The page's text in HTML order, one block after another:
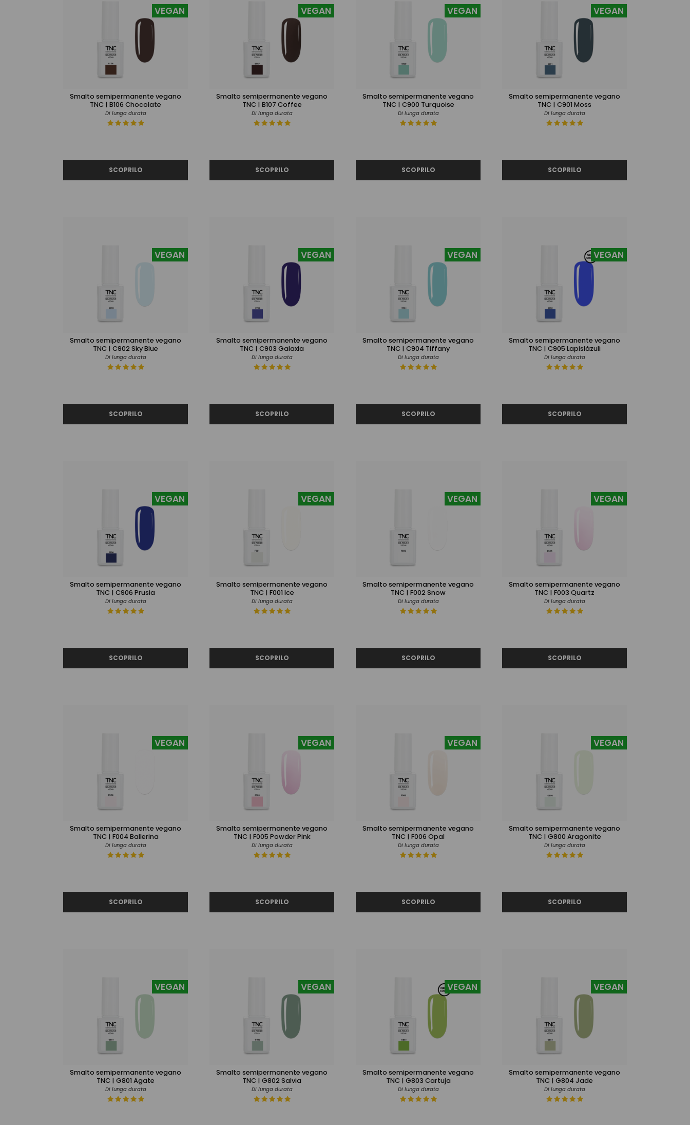
Smalto semipermanente vegano
TNC | B106 Chocolate
Di lunga durata
VEGAN
Smalto semipermanente vegano
TNC | B107 Coffee
Di lunga durata
VEGAN
Smalto semipermanente vegano
TNC | C900 Turquoise
Di lunga durata
VEGAN
Smalto semipermanente vegano
TNC | C901 Moss
Di lunga durata
VEGAN
Smalto semipermanente vegano
TNC | C902 Sky Blue
Di lunga durata
VEGAN
Smalto semipermanente vegano
TNC | C903 Galaxia
Di lunga durata
VEGAN
Smalto semipermanente vegano
TNC | C904 Tiffany
Di lunga durata
VEGAN
Smalto semipermanente vegano
TNC | C905 Lapislázuli
Di lunga durata
VEGAN
Smalto semipermanente vegano
TNC | C906 Prusia
Di lunga durata
VEGAN
Smalto semipermanente vegano
TNC | F001 Ice
Di lunga durata
VEGAN
Smalto semipermanente vegano
TNC | F002 Snow
Di lunga durata
VEGAN
Smalto semipermanente vegano
TNC | F003 Quartz
Di lunga durata
VEGAN
Smalto semipermanente vegano
TNC | F004 Ballerina
Di lunga durata
VEGAN
Smalto semipermanente vegano
TNC | F005 Powder Pink
Di lunga durata
VEGAN
Smalto semipermanente vegano
TNC | F006 Opal
Di lunga durata
VEGAN
Smalto semipermanente vegano
TNC | G800 Aragonite
Di lunga durata
VEGAN
Smalto semipermanente vegano
TNC | G801 Agate
Di lunga durata
VEGAN
Smalto semipermanente vegano
TNC | G802 Salvia
Di lunga durata
VEGAN
Smalto semipermanente vegano
TNC | G803 Cartuja
Di lunga durata
VEGAN
Smalto semipermanente vegano
TNC | G804 Jade
Di lunga durata
VEGAN